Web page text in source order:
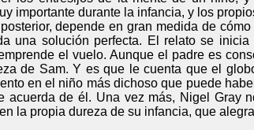
importante durante la infancia, y los
depende en gran medida de
una solución perfecta. El relato se
el vuelo. Aunque el padre es
de Sam. Y es que le cuenta que el
en el niño más dichoso que puede
acuerda de él. Una vez más, Nigel Gray
la propia dureza de su infancia, que